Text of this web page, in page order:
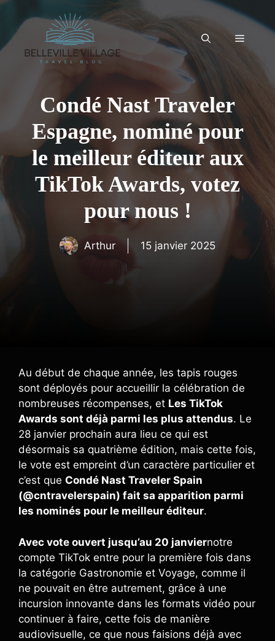
Aller
contenu
Menu
Condé Nast Traveler
Espagne, nominé pour
le meilleur éditeur aux
TikTok Awards, votez
pour nous !
Arthur 15 janvier 2025
Au début de chaque année, les tapis rouges
sont déployés pour accueillir la célébration de
nombreuses récompenses, et Les TikTok
Awards sont déjà parmi les plus attendus. Le
28 janvier prochain aura lieu ce qui est
désormais sa quatrième édition, mais cette fois,
le vote est empreint d’un caractère particulier et
c’est que Condé Nast Traveler Spain
(@cntravelerspain) fait sa apparition parmi
les nominés pour le meilleur éditeur.
Avec vote ouvert jusqu’au 20 janviernotre
compte TikTok entre pour la première fois dans
la catégorie Gastronomie et Voyage, comme il
ne pouvait en être autrement, grâce à une
incursion innovante dans les formats vidéo pour
continuer à faire, cette fois de manière
audiovisuelle, ce que nous faisions déjà avec